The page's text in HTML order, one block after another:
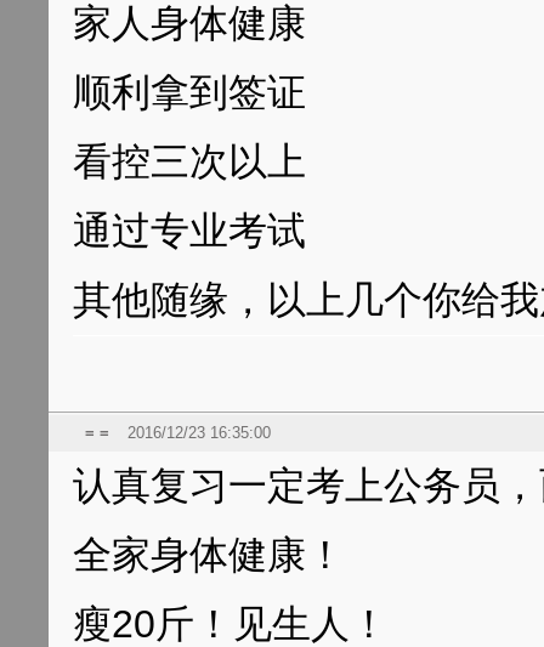
家人身体健康
顺利拿到签证
看控三次以上
通过专业考试
其他随缘，以上几个你给
= = 2016/12/23 16:35:00
认真复习一定考上公务员
全家身体健康！
瘦20斤！见生人！